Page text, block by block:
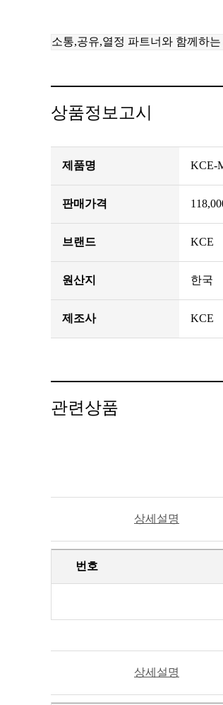
소통,공유,열정 파트너와 함께하
상품정보고시
제품명 KCE-
판매가격
브랜드 KCE
원산지 한국
제조사 KCE
관련상품
상세설명
번호
상세설명